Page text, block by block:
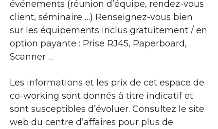
événements (réunion d’équipe, rendez-vous
client, séminaire …) Renseignez-vous bien
sur les équipements inclus gratuitement / en
option payante : Prise RJ45, Paperboard,
Scanner …
Les informations et les prix de cet espace de
co-working sont donnés à titre indicatif et
sont susceptibles d’évoluer. Consultez le site
web du centre d’affaires pour plus de